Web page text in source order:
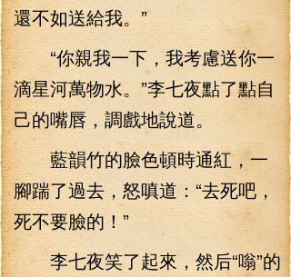
還不如送給我。”
“你親我一下，我考慮送你一
滴星河萬物水。”李七夜點了點自
己的嘴唇，調戲地說道。
藍韻竹的臉色頓時通紅，一
腳踹了過去，怒嗔道：“去死吧，
死不要臉的！”
李七夜笑了起來，然后“嗡”的